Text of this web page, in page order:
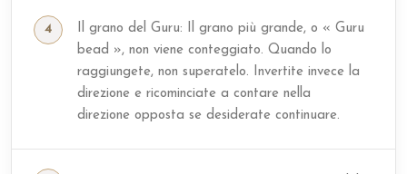
Il grano del Guru: Il grano più grande, o « Guru
bead », non viene conteggiato. Quando lo
raggiungete, non superatelo. Invertite invece la
direzione e ricominciate a contare nella
direzione opposta se desiderate continuare.